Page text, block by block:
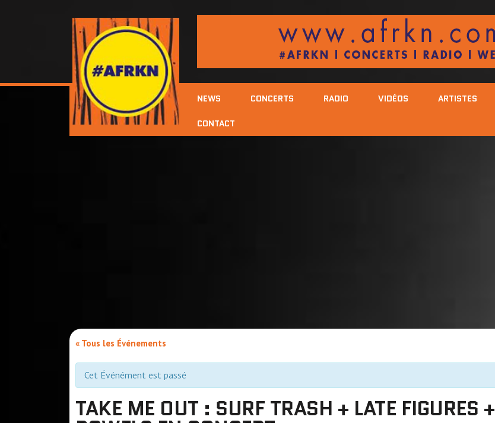
NEWS CONCERTS RADIO VIDÉOS ARTISTES
CONTACT
« Tous les Événements
Cet Événément est passé
TAKE ME OUT : SURF TRASH + LATE FIGURES +